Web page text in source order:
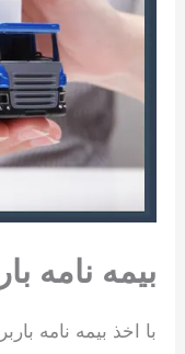
بیمه نامه
با اخذ بیمه نامه